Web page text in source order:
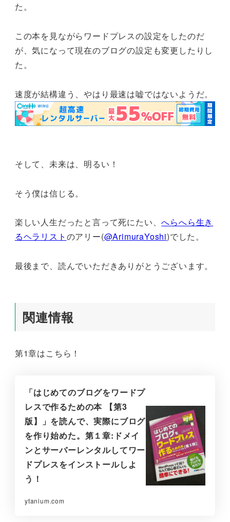
た。
この本を見ながらワードプレスの設定をしたのだ
が、気になって現在のブログの設定も変更したりし
た。
速度が結構違う、やはり最速は嘘ではないようだ。
そして、未来は、明るい！
そう僕は信じる。
楽しい人生だったと言って死にたい、へらへら生き
るヘラリスト のアリー(@ArimuraYoshi)でした。
最後まで、読んでいただきありがとうございます。
関連情報
第1章はこちら！
「はじめてのブログをワードプ
レスで作るための本 【第3
版】」を読んで、実際にブログ
を作り始めた。第１章:ドメイ
ンとサーバーレンタルしてワー
ドプレスをインストールしよ
う！
ytanium.com